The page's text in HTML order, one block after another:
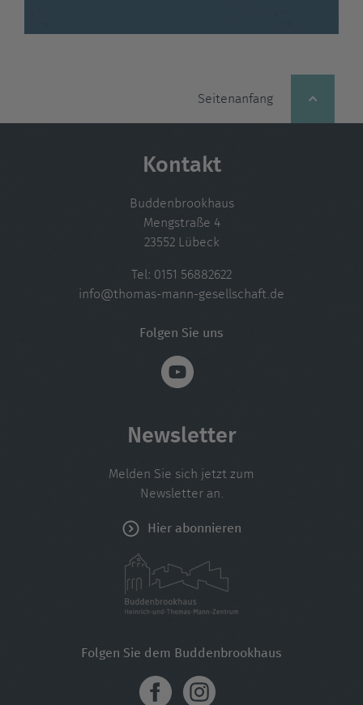
Seitenanfang
Kontakt
Buddenbrookhaus
Mengstraße 4
23552 Lübeck
Tel: 0151 56882622
info@thomas-mann-gesellschaft.de
Folgen Sie uns
Newsletter
Melden Sie sich jetzt zum
Newsletter an.
Hier abonnieren
Folgen Sie dem Buddenbrookhaus